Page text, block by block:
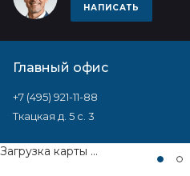
НАПИСАТЬ
Главный офис
+7 (495) 921-11-88
Ткацкая д. 5 с. 3
Загрузка карты ...